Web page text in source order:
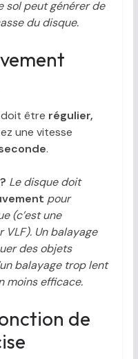
sol peut générer de
du disque.
doit être régulier,
une vitesse
.
Le disque doit
pour
(c’est une
Un balayage
des objets
balayage trop lent
moins efficace.
de